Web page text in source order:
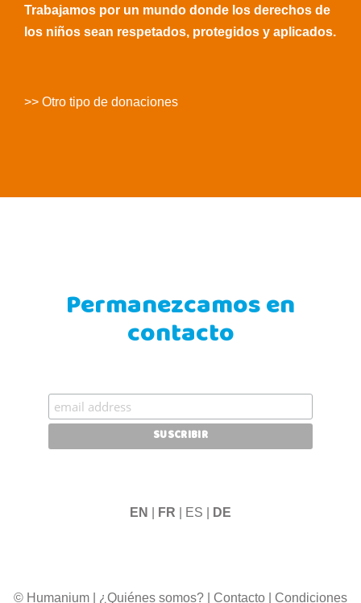
Trabajamos por un mundo donde los derechos de
los niños sean respetados, protegidos y aplicados.
>> Otro tipo de donaciones
Permanezcamos en
contacto
EN FR | ES | DE
© Humanium ¿Quiénes somos? Contacto Condiciones